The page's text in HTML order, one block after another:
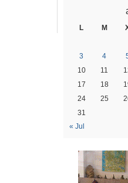
L M
3
4
10
11
17
18
24
25
31
« Jul